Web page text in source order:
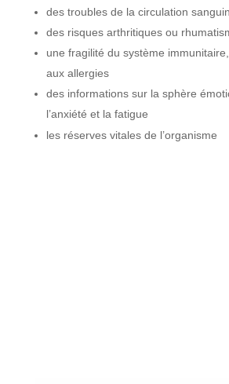
des troubles de la circulation
des risques arthritiques ou
une fragilité du système
aux allergies
des informations sur la sphère
l’anxiété et la fatigue
les réserves vitales de l’organisme